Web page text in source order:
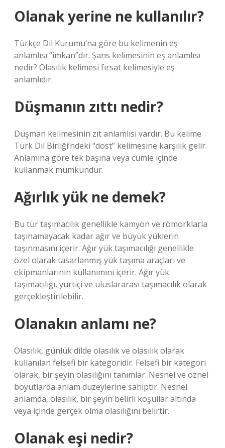
Olanak yerine ne kullanılır?
Türkçe Dil Kurumu’na göre bu kelimenin eş
anlamlısı “imkan”dır. Şans kelimesinin eş anlamlısı
nedir? Olasılık kelimesi fırsat kelimesiyle eş
anlamlıdır.
Düşmanın zıttı nedir?
Düşman kelimesinin zıt anlamlısı vardır. Bu kelime
Türk Dil Birliği’ndeki “dost” kelimesine karşılık gelir.
Anlamına göre tek başına veya cümle içinde
kullanmak mümkündür.
Ağırlık yük ne demek?
Bu tür taşımacılık genellikle kamyon ve römorklarla
taşınamayacak kadar ağır ve büyük yüklerin
taşınmasını içerir. Ağır yük taşımacılığı genellikle
özel olarak tasarlanmış yük taşıma araçları ve
ekipmanlarının kullanımını içerir. Ağır yük
taşımacılığı, yurtiçi ve uluslararası taşımacılık olarak
gerçekleştirilebilir.
Olanakın anlamı ne?
Olasılık, günlük dilde olasılık ve olasılık olarak
kullanılan felsefi bir kategoridir. Felsefi bir kategori
olarak, bir şeyin olasılığını tanımlar. Nesnel ve öznel
boyutlarda anlam düzeylerine sahiptir. Nesnel
anlamda, olasılık, bir şeyin belirli koşullar altında
veya içinde gerçek olma olasılığını belirtir.
Olanak eşi nedir?